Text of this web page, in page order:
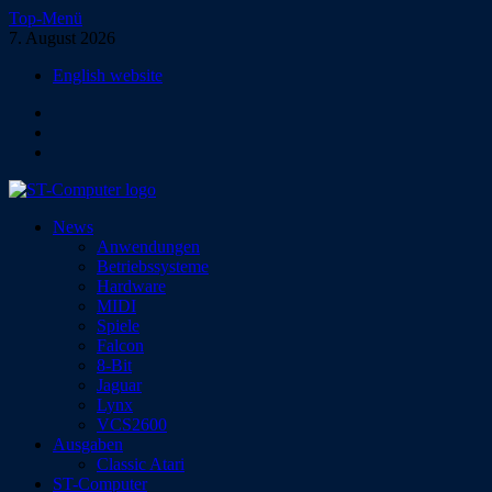
Zum
Inhalt
Top-Menü
7. August 2026
English website
ST-Computer
Das Magazin für Atari-Computer und -Konsolen
News
Anwendungen
Betriebssysteme
Hardware
MIDI
Spiele
Falcon
8-Bit
Jaguar
Lynx
VCS2600
Ausgaben
Classic Atari
ST-Computer